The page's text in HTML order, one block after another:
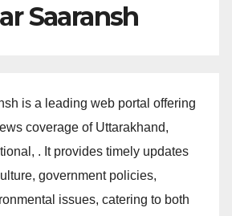
Saaransh
is a leading web portal offering
coverage of Uttarakhand,
. It provides timely updates
government policies,
issues, catering to both